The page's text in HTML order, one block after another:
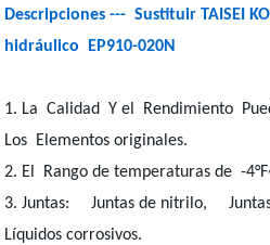
Descripciones ---Sustituir TAISEI
hidráulico EP910-020N
1. La Calidad Y el Rendimiento
Los Elementos originales.
2. El Rango de temperaturas de -
3. Juntas: Juntas de nitrilo,
Líquidos corrosivos.